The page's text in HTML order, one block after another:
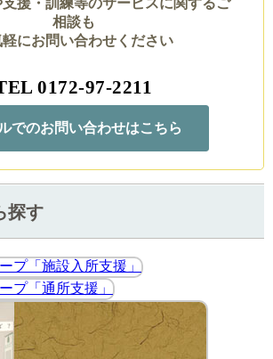
相談も
軽にお問い合わせください
0172-97-2211
でのお問い合わせはこちら
探す